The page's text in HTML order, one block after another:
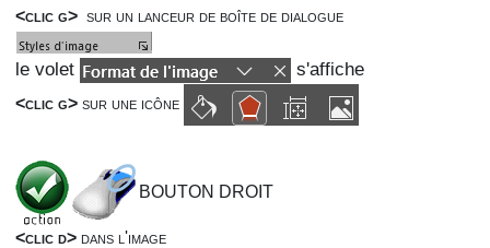
<clic g>sur un lanceur de boîte de dialogue
le volet s'affiche
<clic g>sur une icône
BOUTON DROIT
<clic d> dans l'image